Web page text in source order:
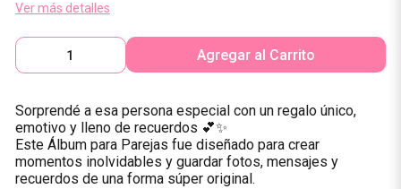
Ver más detalles
Agregar al Carrito
Sorprendé a esa persona especial con un regalo único,
emotivo y lleno de recuerdos 💕✨
Este Álbum para Parejas fue diseñado para crear
momentos inolvidables y guardar fotos, mensajes y
recuerdos de una forma súper original.